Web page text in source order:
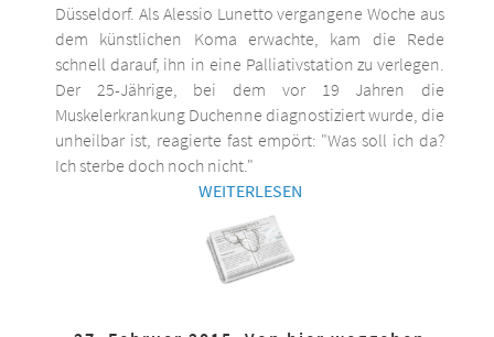
Düsseldorf. Als Alessio Lunetto vergangene Woche aus
dem künstlichen Koma erwachte, kam die Rede
schnell darauf, ihn in eine Palliativstation zu verlegen.
Der 25-Jährige, bei dem vor 19 Jahren die
Muskelerkrankung Duchenne diagnostiziert wurde, die
unheilbar ist, reagierte fast empört: "Was soll ich da?
Ich sterbe doch noch nicht."
WEITERLESEN